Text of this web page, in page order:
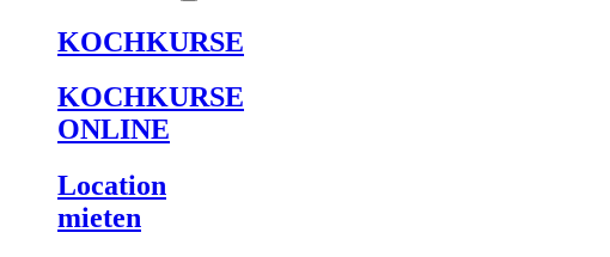
KOCHKURSE
KOCHKURSE
ONLINE
Location
mieten